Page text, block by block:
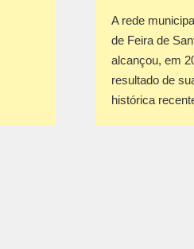
A rede
de Feira de
alcançou, em
resultado de
histórica